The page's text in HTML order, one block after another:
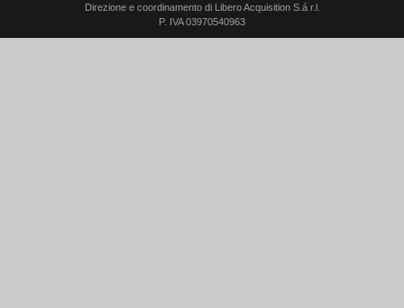
Direzione e coordinamento di Libero Acquisition S.á r.l.
P. IVA 03970540963